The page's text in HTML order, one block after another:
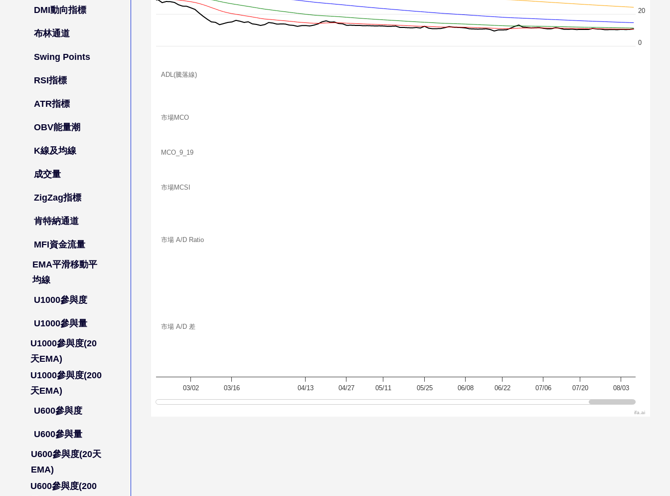
DMI動向指標
布林通道
Swing Points
RSI指標
ATR指標
OBV能量潮
K線及均線
成交量
ZigZag指標
肯特納通道
MFI資金流量
EMA平滑移動平
均線
U1000參與度
U1000參與量
U1000參與度(20
天EMA)
U1000參與度(200
天EMA)
U600參與度
U600參與量
U600參與度(20天
EMA)
U600參與度(200
03/02 03/16 04/13 04/27 05/11 05/25 06/08 06/22 07/06 07/20 08/03
0
20
ifa.ai
ADL(騰落線)
市場MCO
MCO_9_19
市場MCSI
市場 A/D Ratio
市場 A/D 差